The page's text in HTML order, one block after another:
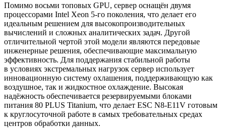
Помимо восьми топовых GPU, сервер оснащён двумя
процессорами Intel Xeon 5-го поколения, что делает его
идеальным решением для высокопроизводительных
вычислений и сложных аналитических задач. Другой
отличительной чертой этой модели являются передовые
инженерные решения, обеспечивающие максимальную
эффективность. Для поддержания стабильной работы
в условиях экстремальных нагрузок сервер использует
инновационную систему охлашения, поддерживающую как
воздушное, так и жидкостное охлаждение. Высокая
надёжность обеспечивается резервируемыми блоками
питания 80 PLUS Titanium, что делает ESC N8-E11V готовым
к круглосуточной работе в самых требовательных средах
центров обработки данных.